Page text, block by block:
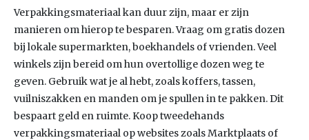
Verpakkingsmateriaal kan duur zijn, maar er zijn
manieren om hierop te besparen. Vraag om gratis dozen
bij lokale supermarkten, boekhandels of vrienden. Veel
winkels zijn bereid om hun overtollige dozen weg te
geven. Gebruik wat je al hebt, zoals koffers, tassen,
vuilniszakken en manden om je spullen in te pakken. Dit
bespaart geld en ruimte. Koop tweedehands
verpakkingsmateriaal op websites zoals Marktplaats of